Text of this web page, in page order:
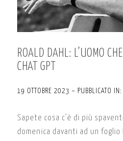
ROALD DAHL: L’UOMO
CHAT GPT
19 OTTOBRE 2023 – PUBBLICATO IN:
Sapete cosa c’è di più
domenica davanti ad un foglio